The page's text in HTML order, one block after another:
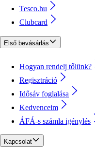
Tesco.hu
Clubcard
Első bevásárlás
Hogyan rendelj tőlünk?
Regisztráció
Idősáv foglalása
Kedvenceim
ÁFÁ-s számla igénylés
Kapcsolat